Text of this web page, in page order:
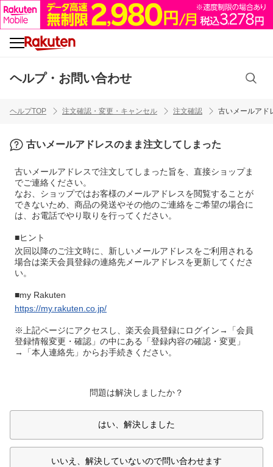
ヘルプ・お問い合わせ
ヘルプTOP 注文確認・変更・キャンセル 注文確認 古いメールアド
古いメールアドレスのまま注文してしまった
古いメールアドレスで注文してしまった旨を、直接ショップま
でご連絡ください。
なお、ショップではお客様のメールアドレスを閲覧することが
できないため、商品の発送やその他のご連絡をご希望の場合に
は、お電話でやり取りを行ってください。
■ヒント
次回以降のご注文時に、新しいメールアドレスをご利用される
場合は楽天会員登録の連絡先メールアドレスを更新してくださ
い。
■my Rakuten
https://my.rakuten.co.jp/
※上記ページにアクセスし、楽天会員登録にログイン→「会員
登録情報変更・確認」の中にある「登録内容の確認・変更」
→「本人連絡先」からお手続きください。
問題は解決しましたか？
はい、解決しました
いいえ、解決していないので問い合わせます